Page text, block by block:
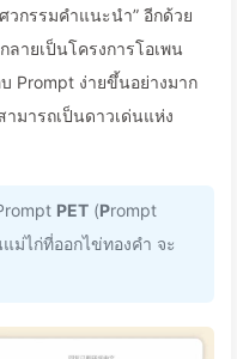
วกรรมคำแนะนำ” อีกด้วย
ลายเป็นโครงการโอเพน
Prompt ง่ายขึ้นอย่างมาก
มารถเป็นดาวเด่นแห่ง
PET (Prompt
ม่ไก่ที่ออกไข่ทองคำ จะ